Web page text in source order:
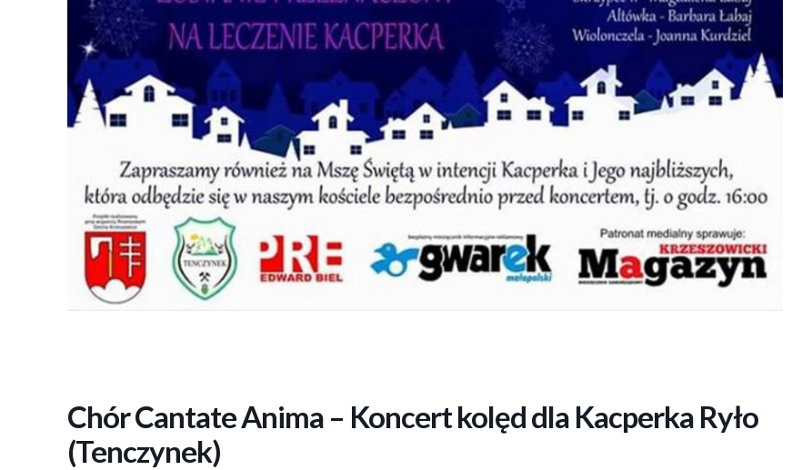
Chór Cantate Anima – Koncert kolęd dla Kacperka Ryło
(Tenczynek)